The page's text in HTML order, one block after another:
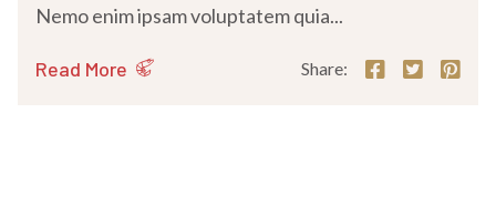
Nemo enim ipsam voluptatem quia...
Read More Share: